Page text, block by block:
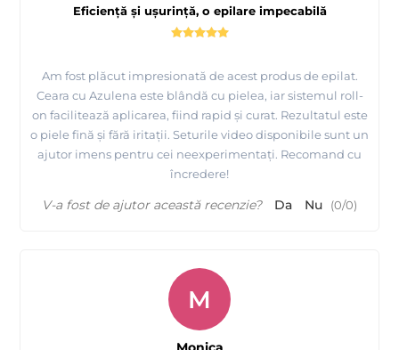
Eficiență și ușurință, o epilare impecabilă
Am fost plăcut impresionată de acest produs de epilat.
Ceara cu Azulena este blândă cu pielea, iar sistemul roll-
on facilitează aplicarea, fiind rapid și curat. Rezultatul este
o piele fină și fără iritații. Seturile video disponibile sunt un
ajutor imens pentru cei neexperimentați. Recomand cu
încredere!
V-a fost de ajutor această recenzie? Da Nu (0/0)
M